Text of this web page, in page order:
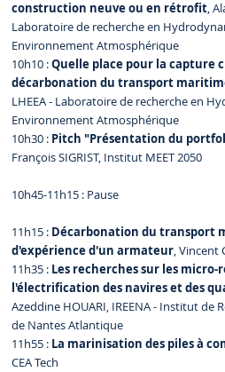
construction neuve ou en rétrofit,
Laboratoire de recherche en
Environnement Atmosphérique
10h10 :Quelle place pour la capture
décarbonation du transport
LHEEA - Laboratoire de recherche en
Environnement Atmosphérique
10h30 : Pitch "Présentation du
François SIGRIST, Institut MEET 2050
10h45-11h15 : Pause
11h15 : Décarbonation du transport
d'expérience d'un armateur, Vincent
11h35 : Les recherches sur les micro-
l'électrification des navires et des
Azeddine HOUARI, IREENA - Institut de
de Nantes Atlantique
11h55 : La marinisation des piles à
CEA Tech